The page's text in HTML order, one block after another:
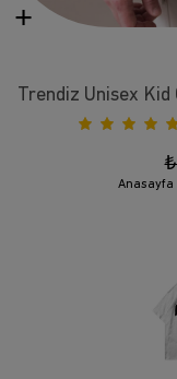
Trendiz Unisex
Anasayfa